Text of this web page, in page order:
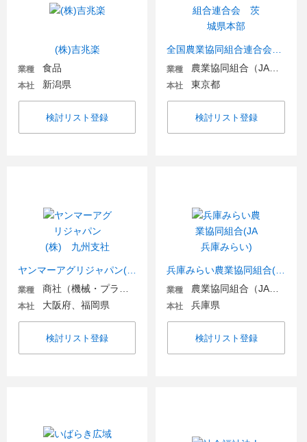
(株)吉兆楽
業種 食品
本社 新潟県
検討リスト登録
業種
本社 東京都
検討リスト登録
業種
本社 大阪府、福岡県
検討リスト登録
業種
本社 兵庫県
検討リスト登録